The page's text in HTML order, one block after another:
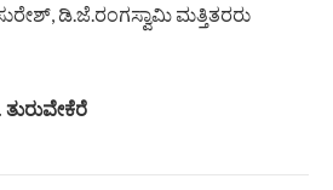
ಡಿ.ಜೆ.ರಂಗಸ್ವಾಮಿ ಮತ್ತಿತರರು